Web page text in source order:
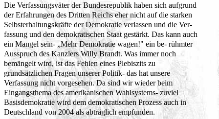
Die Verfassungsväter der Bundesrepublik haben sich aufgrund
der Erfahrungen des Dritten Reichs eher nicht auf die starken
Selbsterhaltungskräfte der Demokratie verlassen und die Ver-
fassung und den demokratischen Staat gestärkt. Das kann auch
ein Mangel sein- „Mehr Demokratie wagen!" ein be- rühmter
Ausspruch des Kanzlers Willy Brandt. Was immer noch
bemängelt wird, ist das Fehlen eines Plebiszits zu
grundsätzlichen Fragen unserer Politik- das hat unsere
Verfassung nicht vorgesehen. Da sind wir wieder beim
Eingangsthema des amerikanischen Wahlsystems- zuviel
Basisdemokratie wird dem demokratischen Prozess auch in
Deutschland von 2004 als abträglich empfunden.